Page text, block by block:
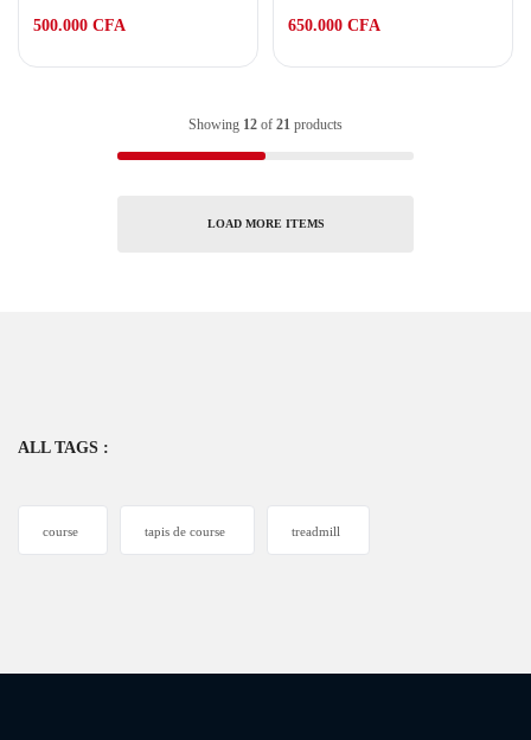
5
500.000 CFA
5
650.000 CFA
Showing 12 of 21 products
LOAD MORE ITEMS
ALL TAGS :
course tapis de course treadmill